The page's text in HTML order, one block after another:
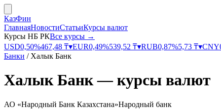
КазФин
ГлавнаяНовостиСтатьиКурсы валют
Курсы НБ РКВсе курсы →
USD0,50%467,48 ₸▾EUR0,49%539,52 ₸▾RUB0,87%5,73 ₸▾CNY
Банки / Халык Банк
Халык Банк— курсы валют
АО «Народный Банк Казахстана»Народный банк